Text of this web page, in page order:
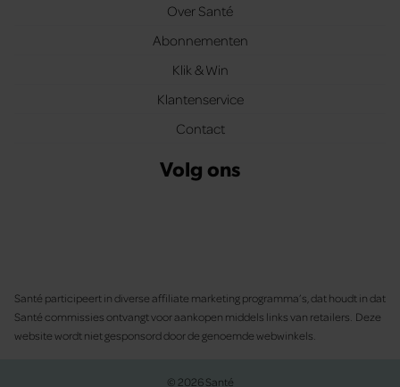
Over Santé
Abonnementen
Klik & Win
Klantenservice
Contact
Volg ons
Santé participeert in diverse affiliate marketing programma’s, dat houdt in dat
Santé commissies ontvangt voor aankopen middels links van retailers. Deze
website wordt niet gesponsord door de genoemde webwinkels.
© 2026 Santé